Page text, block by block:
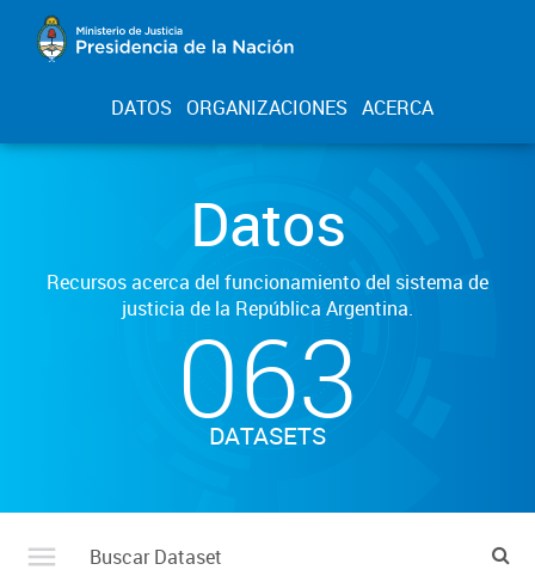
DATOS ORGANIZACIONES ACERCA
Datos
Recursos acerca del funcionamiento del sistema de
justicia de la República Argentina.
063
DATASETS